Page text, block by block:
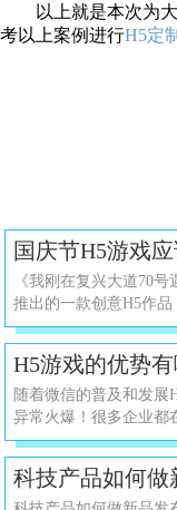
以上就是本次为
考以上案例进行H5定制
国庆节H5游戏
《我刚在复兴大道70
推出的一款创意H5作品
H5游戏的优势有
随着微信的普及和发展
异常火爆！很多企业都
科技产品如何做